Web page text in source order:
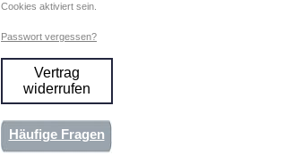
Cookies aktiviert sein.
Passwort vergessen?
Vertrag
widerrufen
Häufige Fragen